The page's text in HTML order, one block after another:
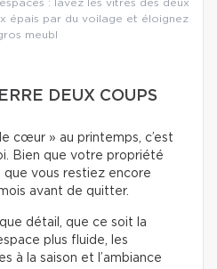
: lavez les vitres des deux
épais par du voilage et éloignez
meubl
DEUX COUPS
cœur » au printemps, c’est
Bien que votre propriété
vous restiez encore
avant de quitter.
détail, que ce soit la
plus fluide, les
à la saison et l’ambiance